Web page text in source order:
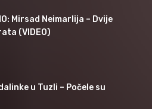
Mirsad Neimarlija – Dvije
(VIDEO)
u Tuzli – Počele su